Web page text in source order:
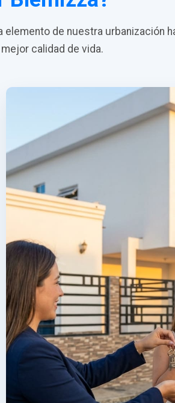
de nuestra urbanización
calidad de vida.